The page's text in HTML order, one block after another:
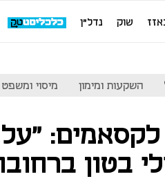
שוק נדל"ן
השקעות ומימון מיסוי ומשפט
בטון